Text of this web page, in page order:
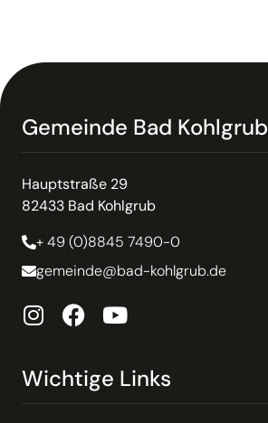
Gemeinde Bad Kohlgrub
Hauptstraße 29
82433 Bad Kohlgrub
+ 49 (0)8845 7490-0
gemeinde@bad-kohlgrub.de
Wichtige Links